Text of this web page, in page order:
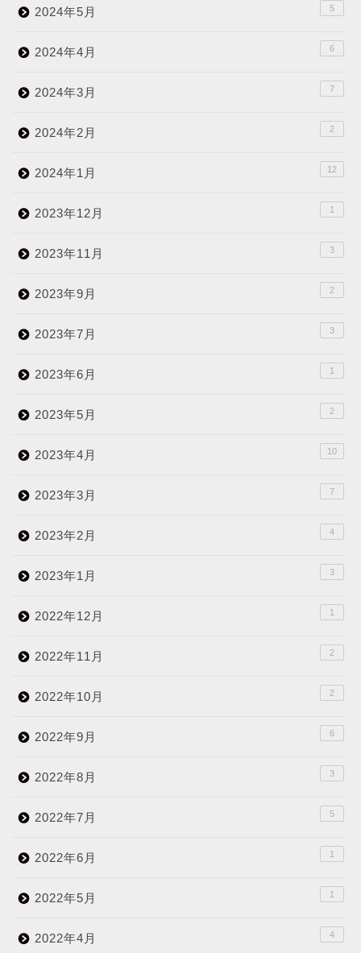
2024年5月 5
2024年4月 6
2024年3月 7
2024年2月 2
2024年1月 12
2023年12月 1
2023年11月 3
2023年9月 2
2023年7月 3
2023年6月 1
2023年5月 2
2023年4月 10
2023年3月 7
2023年2月 4
2023年1月 3
2022年12月 1
2022年11月 2
2022年10月 2
2022年9月 6
2022年8月 3
2022年7月 5
2022年6月 1
2022年5月 1
2022年4月 4